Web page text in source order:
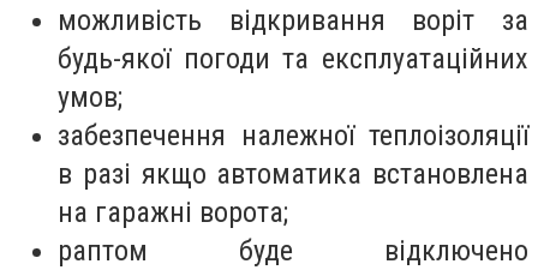
можливість відкривання воріт за
будь-якої погоди та експлуатаційних
умов;
забезпечення належної теплоізоляції
в разі якщо автоматика встановлена
на гаражні ворота;
раптом буде відключено